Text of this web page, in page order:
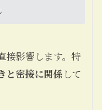
接影響します。特
と密接に関係 して